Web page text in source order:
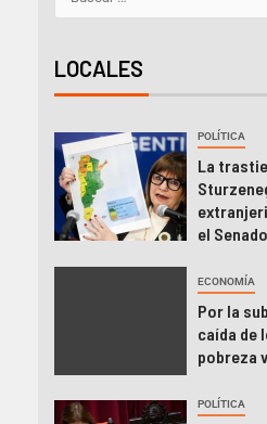
LOCALES
POLÍTICA
La
el Senado
ECONOMÍA
Por la
caída de
pobreza
POLÍTICA